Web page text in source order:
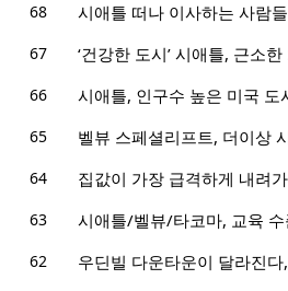
68
시애틀 떠나 이사하는 사람
67
‘건강한 도시’ 시애틀, 근소
66
시애틀, 인구수 높은 미국 도
65
벨뷰 스페셜리프트, 더이상
64
집값이 가장 급격하게 내려
63
시애틀/벨뷰/타코마, 교육
62
우딘빌 다운타운이 달라진